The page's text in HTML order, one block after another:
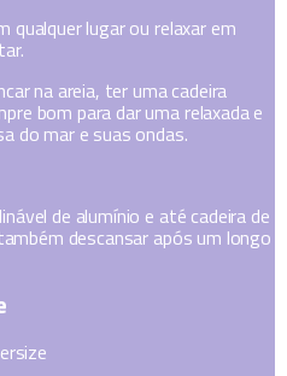
qualquer lugar ou relaxar em
na areia, ter uma cadeira
bom para dar uma relaxada e
do mar e suas ondas.
de alumínio e até cadeira de
descansar após um longo